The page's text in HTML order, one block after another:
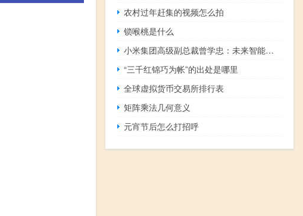
农村过年赶集的视频怎么拍
锁喉桃是什么
小米集团高级副总裁曾学忠：未来智能制造体系中 只有10%工作需由人类完成
“三千红锦巧为帐”的出处是哪里
全球虚拟货币交易所排行表
矩阵乘法几何意义
元宵节后怎么打招呼